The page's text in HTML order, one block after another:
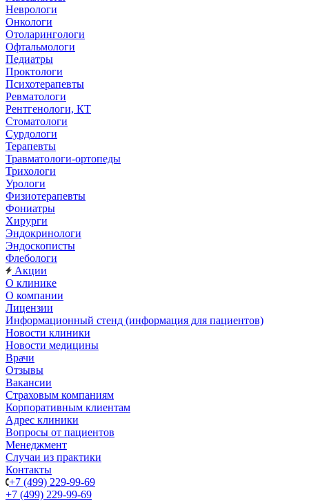
Неврологи
Онкологи
Отоларингологи
Офтальмологи
Педиатры
Проктологи
Психотерапевты
Ревматологи
Рентгенологи, КТ
Стоматологи
Сурдологи
Терапевты
Травматологи-ортопеды
Трихологи
Урологи
Физиотерапевты
Фониатры
Хирурги
Эндокринологи
Эндоскописты
Флебологи
Акции
О клинике
О компании
Лицензии
Информационный стенд (информация для пациентов)
Новости клиники
Новости медицины
Врачи
Отзывы
Вакансии
Страховым компаниям
Корпоративным клиентам
Адрес клиники
Вопросы от пациентов
Менеджмент
Случаи из практики
Контакты
+7 (499) 229-99-69
+7 (499) 229-99-69